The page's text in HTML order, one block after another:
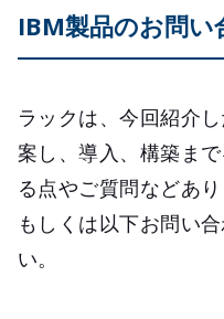
IBM製品のお問
ラックは、今回紹介
案し、導入、構築ま
る点やご質問などあ
もしくは以下お問い
い。